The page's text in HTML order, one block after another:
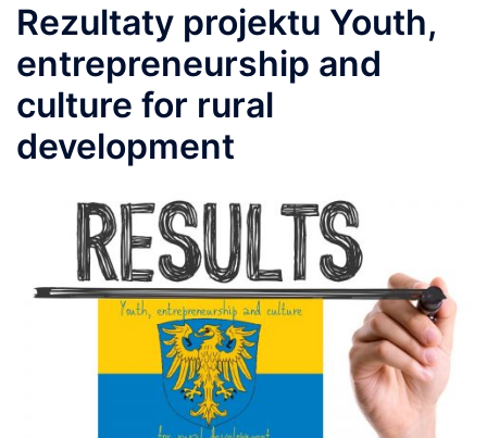
Rezultaty projektu Youth,
entrepreneurship and
culture for rural
development